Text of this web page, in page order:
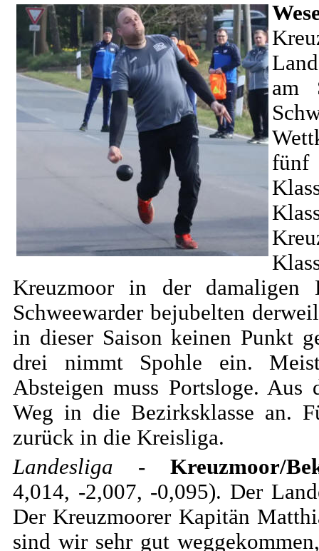
am
fünf
Kreuzmoor in der damaligen
Schweewarder bejubelten
in dieser Saison keinen Punkt
drei nimmt Spohle ein.
Absteigen muss Portsloge.
Weg in die Bezirksklasse an.
zurück in die Kreisliga.
Landesliga - Kreuzmoor/
4,014, -2,007, -0,095). Der
Der Kreuzmoorer Kapitän
sind wir sehr gut